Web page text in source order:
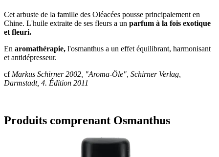
Cet arbuste de la famille des Oléacées pousse principalement en
Chine. L'huile extraite de ses fleurs a un parfum à la fois exotique
et fleuri.
En aromathérapie, l'osmanthus a un effet équilibrant, harmonisant
et antidépresseur.
cf Markus Schirner 2002, "Aroma-Öle", Schirner Verlag,
Darmstadt, 4. Édition 2011
Produits comprenant Osmanthus